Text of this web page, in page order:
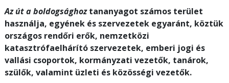
Az út a boldogsághoztananyagot számos terület
használja, egyének és szervezetek egyaránt, köztük
országos rendőri erők, nemzetközi
katasztrófaelhárító szervezetek, emberi jogi és
vallási csoportok, kormányzati vezetők, tanárok,
szülők, valamint üzleti és közösségi vezetők.